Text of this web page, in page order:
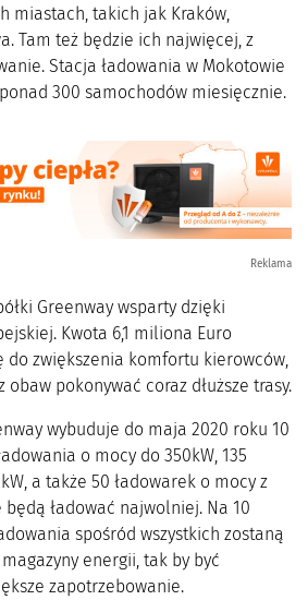
miastach, takich jak Kraków,
Tam też będzie ich najwięcej, z
Stacja ładowania w Mokotowie
300 samochodów miesięcznie.
Reklama
Greenway wsparty dzięki
Kwota 6,1 miliona Euro
do zwiększenia komfortu kierowców,
pokonywać coraz dłuższe trasy.
wybuduje do maja 2020 roku 10
o mocy do 350kW, 135
a także 50 ładowarek o mocy z
będą ładować najwolniej. Na 10
spośród wszystkich zostaną
energii, tak by być
zapotrzebowanie.